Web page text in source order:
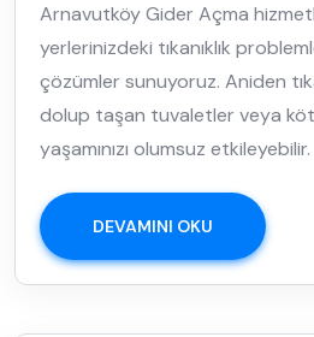
Arnavutköy Gider Açma
yerlerinizdeki tıkanıklık
çözümler sunuyoruz. Aniden
dolup taşan tuvaletler veya
yaşamınızı olumsuz etkileyebilir.
DEVAMINI OKU